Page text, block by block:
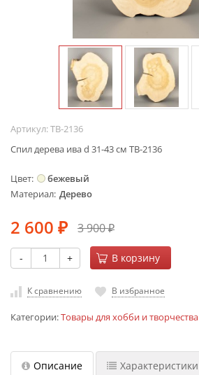
Артикул:ТВ-2136
Спил дерева ива d 31-43 см ТВ-2136
Цвет
бежевый
Материал Дерево
2 600 ₽ 3 900₽
- + В корзину
К сравнению В избранное
Категории:Товары для хобби и творчества
Описание Характеристики